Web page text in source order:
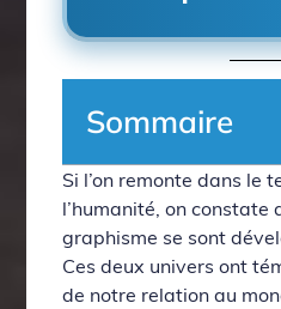
Sommaire
Si l’on remonte dans le
l’humanité, on constate
graphisme se sont
Ces deux univers ont
de notre relation au